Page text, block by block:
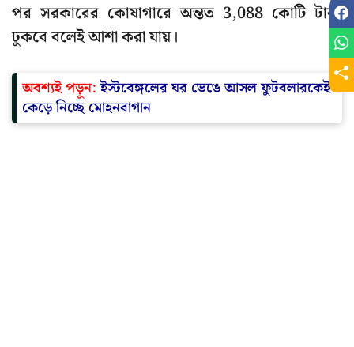
পর সরকারের কোষাগারে অন্তত 3,088 কোটি টাকা
ঢুকবে বলেই আশা করা যায়।
অবশ্যই পড়ুন:ইস্টবেঙ্গলের ঘর ভেঙে আসল ফুটবলারকেই
কেড়ে নিচ্ছে মোহনবাগান